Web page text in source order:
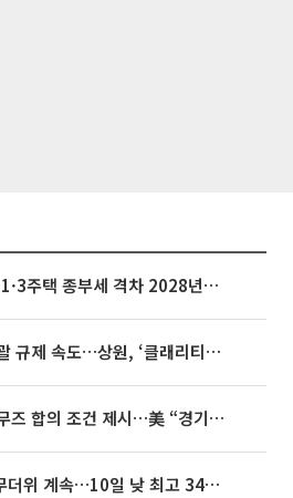
종부세 개편에도…1·3주택 종부세 격차 2028년부터 확대
미국, 가상자산 포괄 규제 속도…상원, ‘클래리티법’ 9월 절차투표 추진
이란, 미국에 호르무즈 합의 조건 제시…美 “경기 아직 안 끝나” [종합]
[내일 날씨] 전국 무더위 계속…10일 낮 최고 34도 육박